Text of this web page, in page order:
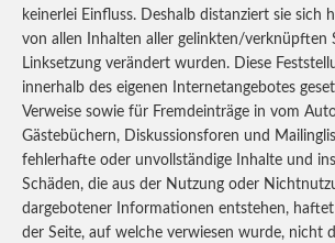
keinerlei Einfluss. Deshalb distanziert sie sich
von allen Inhalten aller gelinkten/verknüpften
Linksetzung verändert wurden. Diese
innerhalb des eigenen Internetangebotes
Verweise sowie für Fremdeinträge in vom
Gästebüchern, Diskussionsforen und
fehlerhafte oder unvollständige Inhalte und
Schäden, die aus der Nutzung oder
dargebotener Informationen entstehen,
der Seite, auf welche verwiesen wurde, nicht